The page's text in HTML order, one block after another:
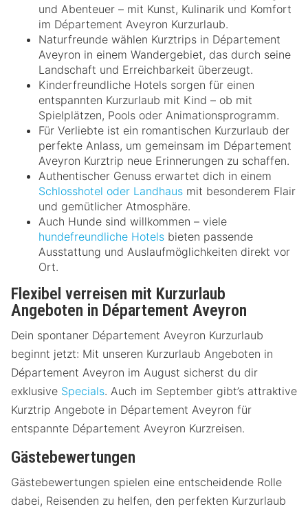
und Abenteuer – mit Kunst, Kulinarik und Komfort
im Département Aveyron Kurzurlaub.
Naturfreunde wählen Kurztrips in Département
Aveyron in einem Wandergebiet, das durch seine
Landschaft und Erreichbarkeit überzeugt.
Kinderfreundliche Hotels sorgen für einen
entspannten Kurzurlaub mit Kind – ob mit
Spielplätzen, Pools oder Animationsprogramm.
Für Verliebte ist ein romantischen Kurzurlaub der
perfekte Anlass, um gemeinsam im Département
Aveyron Kurztrip neue Erinnerungen zu schaffen.
Authentischer Genuss erwartet dich in einem
Schlosshotel oder Landhaus mit besonderem Flair
und gemütlicher Atmosphäre.
Auch Hunde sind willkommen – viele
hundefreundliche Hotels bieten passende
Ausstattung und Auslaufmöglichkeiten direkt vor
Ort.
Flexibel verreisen mit Kurzurlaub
Angeboten in Département Aveyron
Dein spontaner Département Aveyron Kurzurlaub
beginnt jetzt: Mit unseren Kurzurlaub Angeboten in
Département Aveyron im August sicherst du dir
exklusive Specials. Auch im September gibt’s attraktive
Kurztrip Angebote in Département Aveyron für
entspannte Département Aveyron Kurzreisen.
Gästebewertungen
Gästebewertungen spielen eine entscheidende Rolle
dabei, Reisenden zu helfen, den perfekten Kurzurlaub